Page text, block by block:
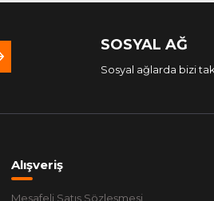
SOSYAL AĞ
Sosyal ağlarda bizi
Alışveriş
Mesafeli Satış Sözleşmesi